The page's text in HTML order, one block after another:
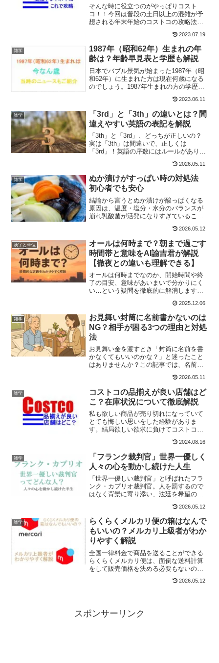
そんな時に役立つのがやっぱりコスト
コ！！今回は普段の土日以上の混雑が予
想される年末年始のコストコの攻略法や
たいと思います。この記事はこんな方に
おすすめです。コストコの年末年始の営
業時間を知りたい年末年始にコストコで
効率よく買い物したいコストコの年末年
始の空いている時間を知りたい
2023.07.19
雑学
1987年（昭和62年）生まれの年
齢は？年齢早見表と学歴も解説
日本でバブル景気が始まった1987年（昭
和62年）に生まれた方は現在何歳になる
のでしょう。1987年生まれの方の学歴や
を当時のニュースや流行もあわせて解説
していきたいと思います。
2023.06.11
雑学
「3rd」と「3th」の違いとは？間
違えやすい英語の表記を解説
「3th」と「3rd」、どっちが正しいの？
実は「3th」は間違いで、正しくは
「3rd」！英語の序数にはルールがあり、
本記事では、「3rd」の正しい使い方や
「3th」の誤りが広まった理由を、わかり
やすく解説します！
2026.05.11
雑学
ぬか漬けがすっぱい時の対処法
初心者でも安心
結論から言うとぬか漬けが酸っぱくなる
原因は、温度・塩分・水分のバランスが
崩れ乳酸菌が活発になりすぎていること
になる（酸っぱくなる）塩分が薄い⇒乳
酸菌が活発になる（酸っぱくなる）水分
が多い⇒乳酸菌が活発になる（酸っぱく
なる）
2026.05.12
漢字と単位
オールは何時まで？朝まで過ごす
時間帯と意味をAI諭吉君が解説
【徹夜との違いも理解できる】
オールは何時までなのか、開始時間や終
了の目安、意味があいまいで分かりにく
い…という疑問を徹底的に解消します。
（22〜24時開始・5〜7時終了）、楽しむ
目的と義務的な徹夜との違い、安全に過
ごすための注意点、未成年の深夜外出を
めぐる条例までAI諭吉君が分かりやすく
解説。
2025.12.06
雑学
お見舞い封筒に名前書かないのは
NG？相手が困る3つの理由と対処
法
お見舞い金を渡すとき「封筒に名前を書
かなくてもいいのかな？」と迷ったこと
はありませんか？この記事では、名前を
中袋の使い方、水引マナー、金額の相場
まで幅広く紹介。会社の上司はもちろ
ん、友人や親戚、ご近所などあらゆる関
係に対応した内容です。
2026.05.11
雑学
コストコの品揃えが良い店舗はど
こ？在庫状況について徹底解説
私も欲しい商品が売り切れになっていて
とても悔しい思いをした経験がありま
す。結局欲しい欲求に負けてコストコ周
舗によって品揃えが良い店と悪い店が存
在するのでしょうか？また、商品の在庫
がなくなる前に購入することはできるの
でしょうか？悔しい思いをした筆者が調
べてみました。
2024.08.16
雑学
「フランク裁判官」世界一優しく
人々の心を動かし続けた人生
「世界一優しい裁判官」と呼ばれたフラ
ンク・カプリオ裁判官。人を罰するので
はなく背景に寄り添い、法廷を希望の場
年に88歳で逝去しましたが、その哲学と
温かな言葉は今も世界中の人々に生き続
けています。
2026.05.12
雑学
らくらくメルカリ便の箱はなんで
もいいの？メルカリ上級者がわか
りやすく解説
全国一律料金で商品を送ることができる
らくらくメルカリ便は、面倒な送料計算
をして販売価格を決める必要もないので
発送の方法が多くて少しわかりにくいと
2026.05.12
スポンサーリンク